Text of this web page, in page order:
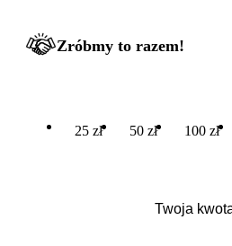
Zróbmy to razem!
25 zł 50 zł 100 zł